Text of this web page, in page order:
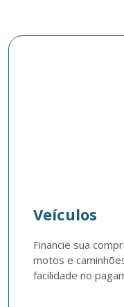
Veículos
Financie sua
motos e
facilidade no